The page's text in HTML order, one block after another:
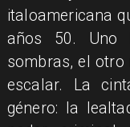
italoamericana
años 50. Uno
sombras, el
escalar. La
género: la